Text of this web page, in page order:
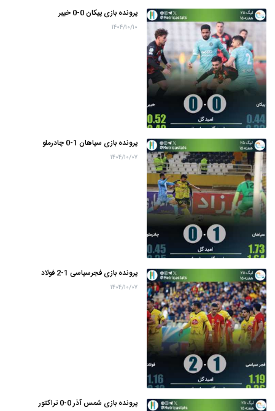
پرونده بازی پیکان 0-0 خیبر
۱۴۰۴/۱۰/۱۰
پرونده بازی سپاهان 1-0 چادرملو
۱۴۰۴/۱۰/۰۷
پرونده بازی فجرسپاسی 1-2 فولاد
۱۴۰۴/۱۰/۰۷
پرونده بازی شمس آذر 0-0 تراکتور